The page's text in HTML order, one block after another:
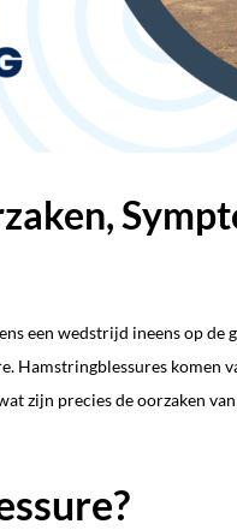
een wedstrijd ineens op
Hamstringblessures komen
zijn precies de oorzaken